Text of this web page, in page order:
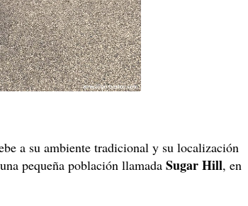
a su ambiente tradicional y su localización
pequeña población llamada Sugar Hill, en